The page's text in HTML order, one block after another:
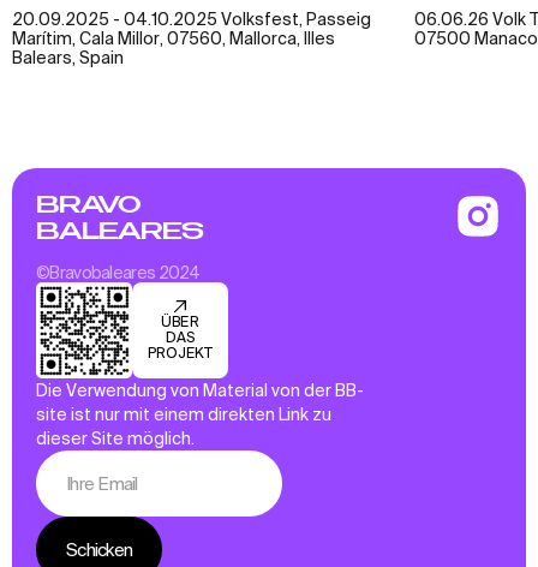
20.09.2025 - 04.10.2025 Volksfest, Passeig
Marítim, Cala Millor, 07560, Mallorca, Illes
Balears, Spain
06.06.26 Volk
07500
BRAVO
BALEARES
©Bravobaleares 2024
ÜBER
DAS
PROJEKT
Die Verwendung von Material von der BB-
site ist nur mit einem direkten Link zu
dieser Site möglich.